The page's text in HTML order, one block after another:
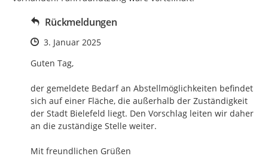
Rückmeldungen
Zeitpunkt des Erstellens
3. Januar 2025
Guten Tag,
der gemeldete Bedarf an Abstellmöglichkeiten befindet
sich auf einer Fläche, die außerhalb der Zuständigkeit
der Stadt Bielefeld liegt. Den Vorschlag leiten wir daher
an die zuständige Stelle weiter.
Mit freundlichen Grüßen